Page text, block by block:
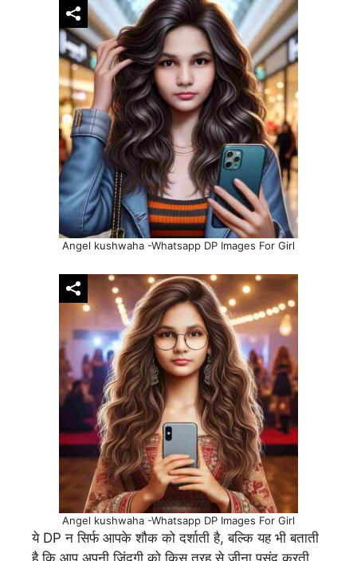
Angel kushwaha -Whatsapp DP Images For Girl
Angel kushwaha -Whatsapp DP Images For Girl
ये DP न सिर्फ आपके शौक को दर्शाती है, बल्कि यह भी बताती
है कि आप अपनी जिंदगी को किस तरह से जीना पसंद करती